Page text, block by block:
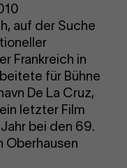
auf der Suche
Frankreich in
für Bühne
De La Cruz,
letzter Film
bei den 69.
Oberhausen